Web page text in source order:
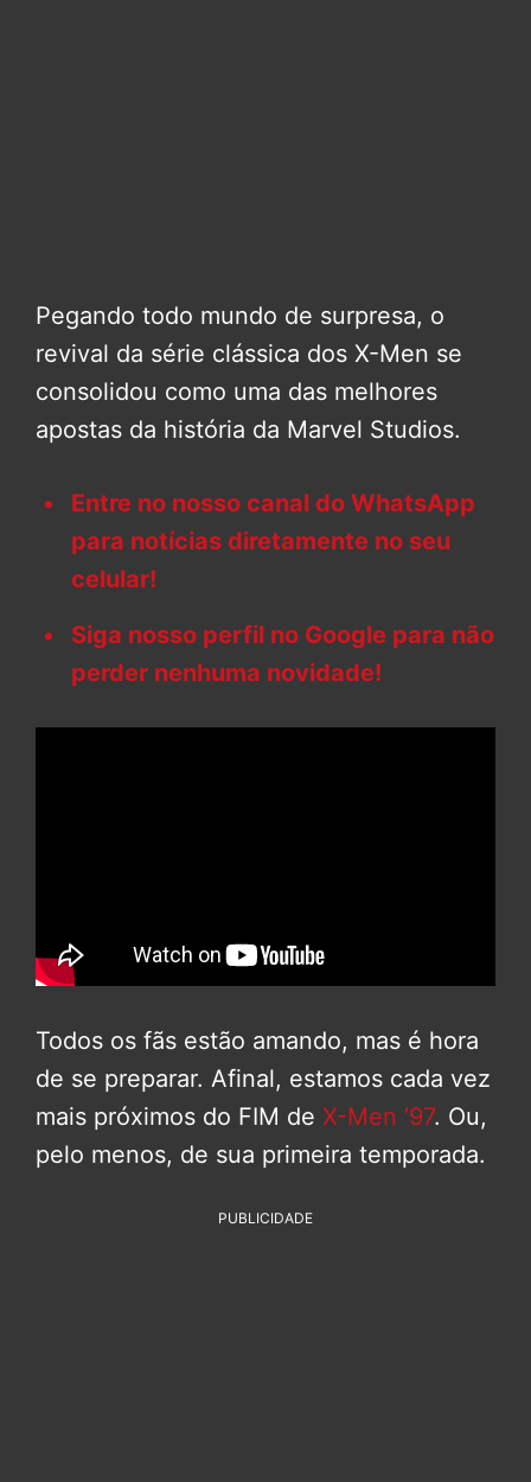
Pegando todo mundo de surpresa, o
revival da série clássica dos X-Men se
consolidou como uma das melhores
apostas da história da Marvel Studios.
Entre no nosso canal do WhatsApp
para notícias diretamente no seu
celular!
Siga nosso perfil no Google para não
perder nenhuma novidade!
Todos os fãs estão amando, mas é hora
de se preparar. Afinal, estamos cada vez
mais próximos do FIM de X-Men ’97. Ou,
pelo menos, de sua primeira temporada.
PUBLICIDADE